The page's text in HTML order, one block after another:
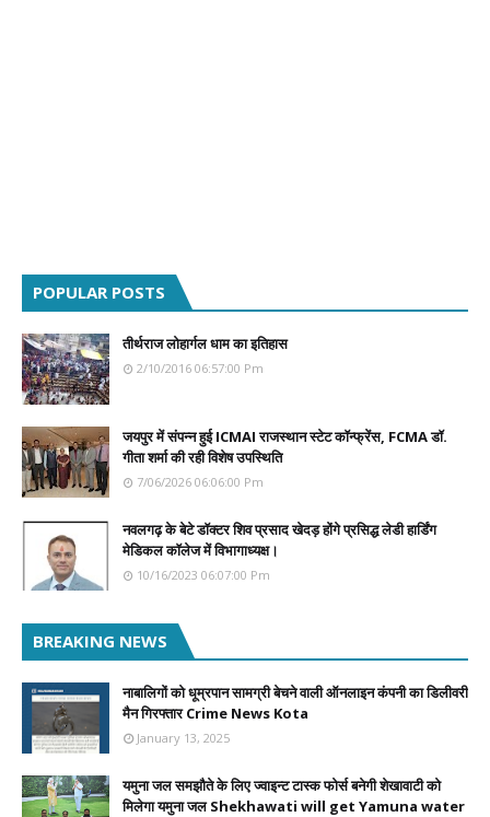
POPULAR POSTS
तीर्थराज लोहार्गल धाम का इतिहास
2/10/2016 06:57:00 Pm
जयपुर में संपन्न हुई ICMAI राजस्थान स्टेट कॉन्फ्रेंस, FCMA डॉ.
गीता शर्मा की रही विशेष उपस्थिति
7/06/2026 06:06:00 Pm
नवलगढ़ के बेटे डॉक्टर शिव प्रसाद खेदड़ होंगे प्रसिद्ध लेडी हार्डिंग
मेडिकल कॉलेज में विभागाध्यक्ष।
10/16/2023 06:07:00 Pm
BREAKING NEWS
नाबालिगों को धूम्रपान सामग्री बेचने वाली ऑनलाइन कंपनी का डिलीवरी
मैन गिरफ्तार Crime News Kota
January 13, 2025
यमुना जल समझौते के लिए ज्वाइन्ट टास्क फोर्स बनेगी शेखावाटी को
मिलेगा यमुना जल Shekhawati will get Yamuna water